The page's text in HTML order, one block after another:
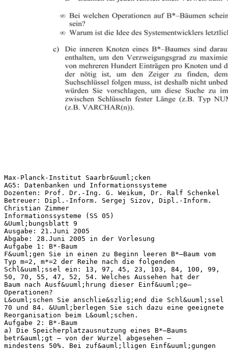
Max-Planck-Institut Saarbr&uuml;cken
AG5: Datenbanken und Informationssysteme
Dozenten: Prof. Dr.-Ing. G. Weikum, Dr. Ralf Schenkel
Betreuer: Dipl.-Inform. Sergej Sizov, Dipl.-Inform.
Christian Zimmer
Informationssysteme (SS 05)
&Uuml;bungsblatt 9
Ausgabe: 21.Juni 2005
Abgabe: 28.Juni 2005 in der Vorlesung
Aufgabe 1: B*-Baum
F&uuml;gen Sie in einen zu Beginn leeren B*–Baum vom
Typ m=2, m*=2 der Reihe nach die folgenden
Schl&uuml;ssel ein: 13, 97, 45, 23, 103, 84, 100, 99,
50, 70, 55, 47, 52, 54. Welches Aussehen hat der
Baum nach Ausf&uuml;hrung dieser Einf&uuml;ge–
Operationen?
L&ouml;schen Sie anschlie&szlig;end die Schl&uuml;ssel
70 und 84. &Uuml;berlegen Sie sich dazu eine geeignete
Reorganisation beim L&ouml;schen.
Aufgabe 2: B*-Baum
a) Die Speicherplatzausnutzung eines B*–Baums
betr&auml;gt – von der Wurzel abgesehen –
mindestens 50%. Bei zuf&auml;lligen Einf&uuml;gungen